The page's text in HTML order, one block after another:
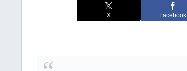
X Facebook